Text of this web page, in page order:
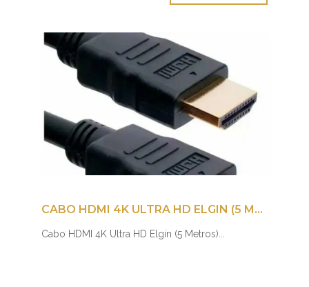
CABO HDMI 4K ULTRA HD ELGIN (5 METROS)
Cabo HDMI 4K Ultra HD Elgin (5 Metros)...